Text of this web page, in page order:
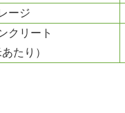
ージ
クリート
たり）